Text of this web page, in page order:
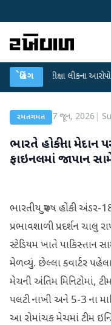
બ્રેકિંગ
પરીક્ષા લીકના આરોપો પર રાહુલ
રમતગમત 7 જૂન, 2026
ભારતે હોકીના મેદાન
ફાઇનલમાં જાપાન
ભારતીય પુરુષ હોકી અંડર-
પ્રભાવશાળી પ્રદર્શન ચાલુ
સ્ટેડિયમ ખાતે પાકિસ્તાન
મેળવ્યું. છેલ્લા ક્વાર્ટર
મેચની અંતિમ મિનિટોમાં,
પલટી નાખી અને 5-3 ના
આ રોમાંચક મેચમાં ટીમ